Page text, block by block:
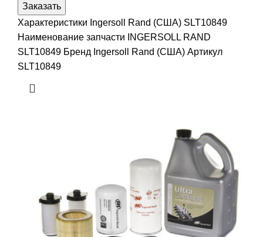
Заказать
Характеристики Ingersoll Rand (США) SLT10849
Наименование запчасти INGERSOLL RAND
SLT10849 Бренд Ingersoll Rand (США) Артикул
SLT10849